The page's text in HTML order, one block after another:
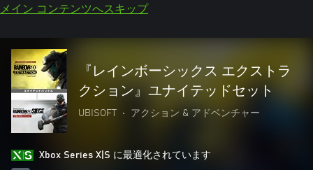
メイン コンテンツへスキップ
『レインボーシックス エクストラ
クション』ユナイテッドセット
UBISOFT • アクション & アドベンチャー
Xbox Series X|S に最適化されています